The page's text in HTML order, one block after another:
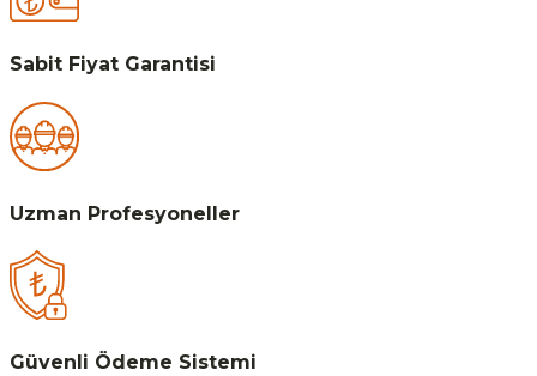
Sabit Fiyat Garantisi
Uzman Profesyoneller
Güvenli Ödeme Sistemi